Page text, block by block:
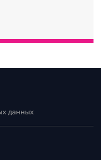
данных